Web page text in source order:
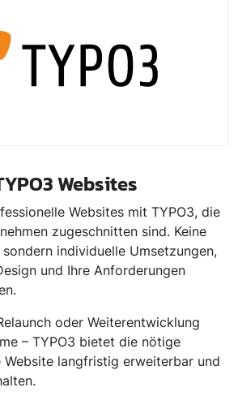
Websites
Websites mit TYPO3, die
zugeschnitten sind. Keine
individuelle Umsetzungen,
und Ihre Anforderungen
oder Weiterentwicklung
– TYPO3 bietet die nötige
Website langfristig erweiterbar und